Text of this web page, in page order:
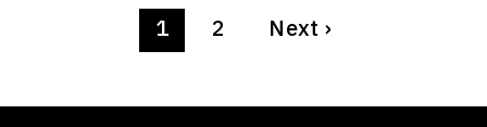
1 2 Next ›